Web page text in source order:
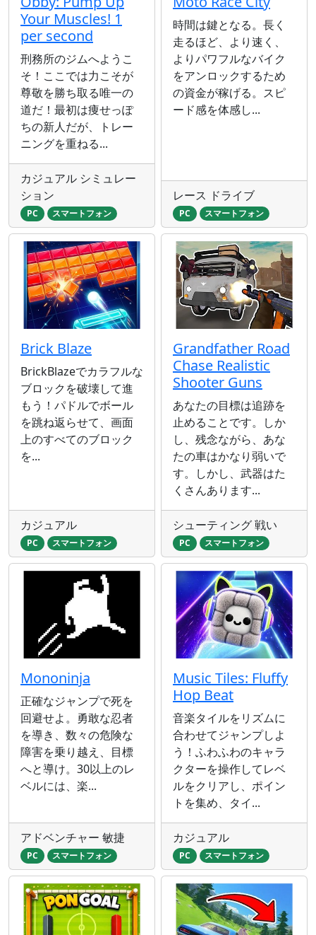
Your Muscles! 1
per second
刑務所のジムへようこ
そ！ここでは力こそが
尊敬を勝ち取る唯一の
道だ！最初は痩せっぽ
ちの新人だが、トレー
ニングを重ねる...
カジュアル シミュレー
ション
PC スマートフォン
時間は鍵となる。長く
走るほど、より速く、
よりパワフルなバイク
をアンロックするため
の資金が稼げる。スピ
ード感を体感し...
レース ドライブ
PC スマートフォン
Brick Blaze
BrickBlazeでカラフルな
ブロックを破壊して進
もう！パドルでボール
を跳ね返らせて、画面
上のすべてのブロック
を...
カジュアル
PC スマートフォン
Grandfather Road
Chase Realistic
Shooter Guns
あなたの目標は追跡を
止めることです。しか
し、残念ながら、あな
たの車はかなり弱いで
す。しかし、武器はた
くさんあります...
シューティング 戦い
PC スマートフォン
Mononinja
正確なジャンプで死を
回避せよ。勇敢な忍者
を導き、数々の危険な
障害を乗り越え、目標
へと導け。30以上のレ
ベルには、楽...
アドベンチャー 敏捷
PC スマートフォン
Music Tiles: Fluffy
Hop Beat
音楽タイルをリズムに
合わせてジャンプしよ
う！ふわふわのキャラ
クターを操作してレベ
ルをクリアし、ポイン
トを集め、タイ...
カジュアル
PC スマートフォン